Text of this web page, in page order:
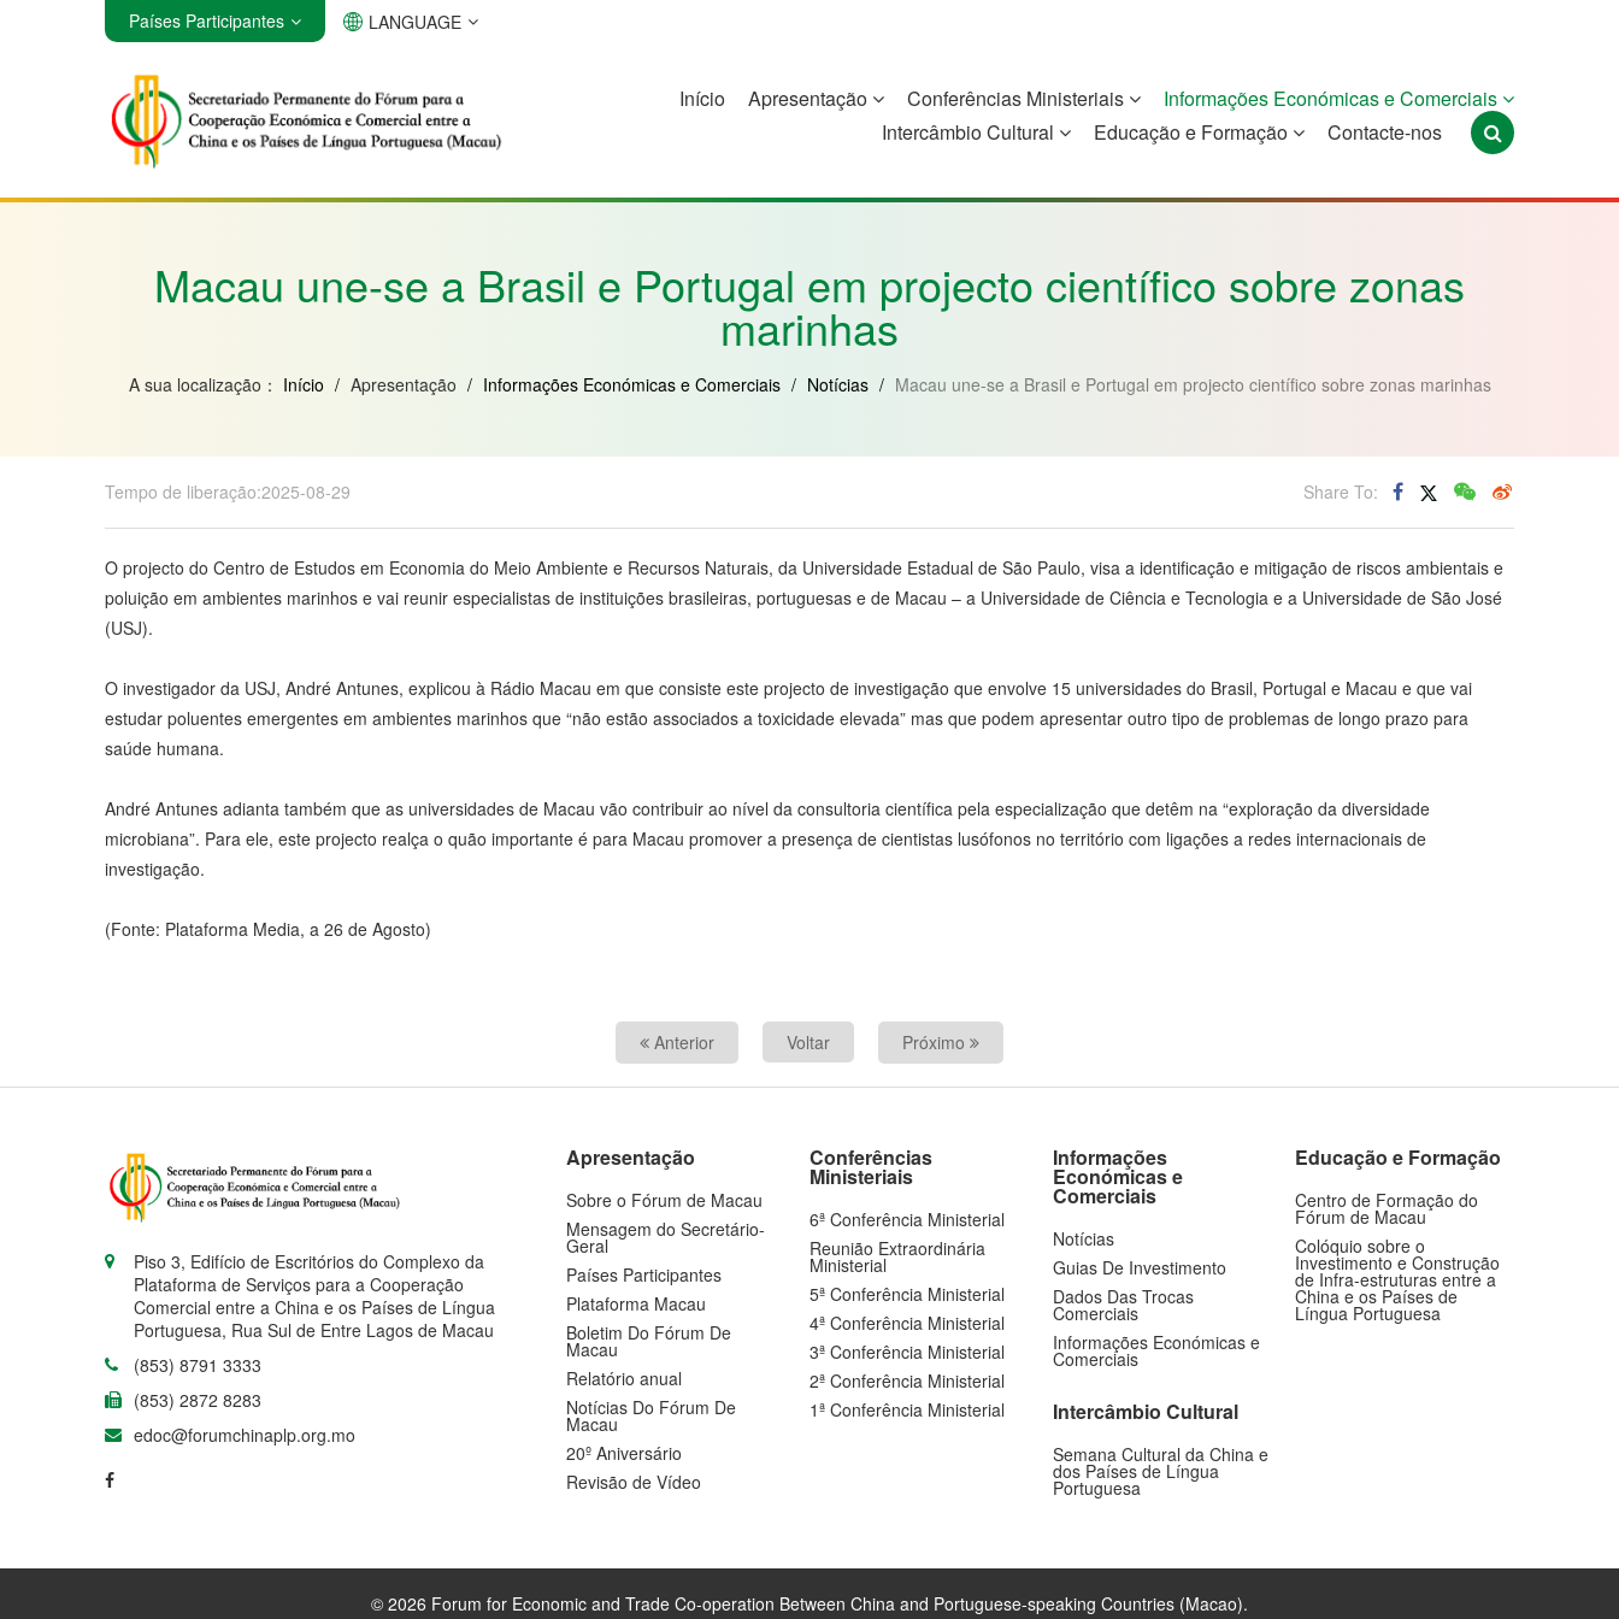
Angola Brasil Cabo Verde Guiné Equatorial Moçambique Portugal
São Tomé e
Timor-Leste
Países Participantes LANGUAGE
Início Apresentação Conferências Ministeriais
Informações Económicas e Comerciais
Intercâmbio Cultural
Educação e Formação Contacte-nos
Macau une-se a Brasil e Portugal em projecto científico sobre zonas
marinhas
A sua localização： Início / Apresentação / Informações Económicas e Comerciais / Notícias / Macau une-se a Brasil e Portugal em projecto científico sobre zonas marinhas
Tempo de liberação:2025-08-29 Share To:
O projecto do Centro de Estudos em Economia do Meio Ambiente e Recursos Naturais, da Universidade Estadual de São Paulo, visa a identificação e mitigação de riscos ambientais e
poluição em ambientes marinhos e vai reunir especialistas de instituições brasileiras, portuguesas e de Macau – a Universidade de Ciência e Tecnologia e a Universidade de São José
(USJ).
O investigador da USJ, André Antunes, explicou à Rádio Macau em que consiste este projecto de investigação que envolve 15 universidades do Brasil, Portugal e Macau e que vai
estudar poluentes emergentes em ambientes marinhos que “não estão associados a toxicidade elevada” mas que podem apresentar outro tipo de problemas de longo prazo para
saúde humana.
André Antunes adianta também que as universidades de Macau vão contribuir ao nível da consultoria científica pela especialização que detêm na “exploração da diversidade
microbiana”. Para ele, este projecto realça o quão importante é para Macau promover a presença de cientistas lusófonos no território com ligações a redes internacionais de
investigação.
(Fonte: Plataforma Media, a 26 de Agosto)
Anterior Voltar Próximo
Piso 3, Edifício de Escritórios do Complexo da
Plataforma de Serviços para a Cooperação
Comercial entre a China e os Países de Língua
Portuguesa, Rua Sul de Entre Lagos de Macau
(853) 8791 3333
(853) 2872 8283
edoc@forumchinaplp.org.mo
Apresentação
Sobre o Fórum de Macau
Mensagem do Secretário-
Geral
Países Participantes
Plataforma Macau
Boletim Do Fórum De
Macau
Relatório anual
Notícias Do Fórum De
Macau
20º Aniversário
Revisão de Vídeo
Conferências
Ministeriais
6ª Conferência Ministerial
Reunião Extraordinária
Ministerial
5ª Conferência Ministerial
4ª Conferência Ministerial
3ª Conferência Ministerial
2ª Conferência Ministerial
1ª Conferência Ministerial
Informações
Económicas e
Comerciais
Notícias
Guias De Investimento
Dados Das Trocas
Comerciais
Informações Económicas e
Comerciais
Intercâmbio Cultural
Semana Cultural da China e
dos Países de Língua
Portuguesa
Educação e Formação
Centro de Formação do
Fórum de Macau
Colóquio sobre o
Investimento e Construção
de Infra-estruturas entre a
China e os Países de
Língua Portuguesa
© 2026 Forum for Economic and Trade Co-operation Between China and Portuguese-speaking Countries (Macao).